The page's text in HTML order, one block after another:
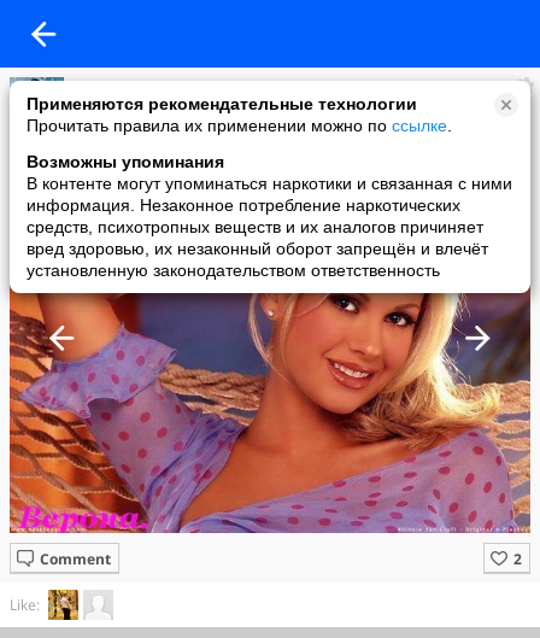
Применяются рекомендательные технологии
Прочитать правила их применении можно по ссылке
Возможны упоминания
В контенте могут упоминаться наркотики и связанная с ними
информация. Незаконное потребление наркотических
средств, психотропных веществ и их аналогов причиняет
вред здоровью, их незаконный оборот запрещён и влечёт
установленную законодательством ответственность
Лариса Чугунова
added a photo
07 Sep в 13:20
Comment
Like: